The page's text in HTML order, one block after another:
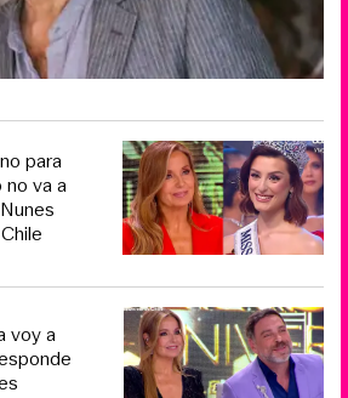
para
va a
voy a